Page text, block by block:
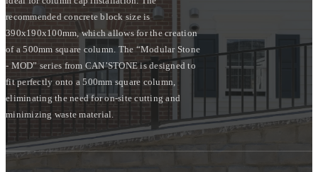
recommended concrete block size is
390x190x100mm, which allows for the creation
of a 500mm square column. The “Modular Stone
- MOD” series from CAN’STONE is designed to
fit perfectly onto a 500mm square column,
eliminating the need for on-site cutting and
minimizing waste material.